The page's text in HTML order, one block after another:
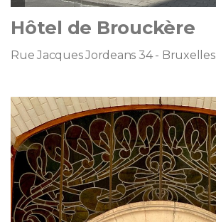
Hôtel de Brouckère
Rue Jacques Jordeans 34 - Bruxelles